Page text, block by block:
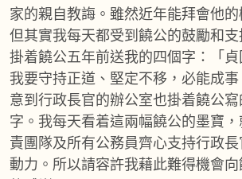
家的親自教誨。雖然近年能拜會他的
但其實我每天都受到饒公的鼓勵和
掛着饒公五年前送我的四個字：「
我要守持正道、堅定不移，必能成
意到行政長官的辦公室也掛着饒公
字。我每天看着這兩幅饒公的墨寶，
責團隊及所有公務員齊心支持行政
動力。所以請容許我藉此難得機會